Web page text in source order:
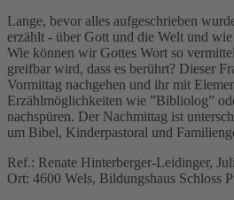
Lange, bevor alles aufgeschrieben
erzählt - über Gott und die Welt und
Wie können wir Gottes Wort so
greifbar wird, dass es berührt? Dieser
Vormittag nachgehen und ihr mit
Erzählmöglichkeiten wie ”Bibliolog”
nachspüren. Der Nachmittag ist
um Bibel, Kinderpastoral und
Ref.: Renate Hinterberger-Leidinger,
Ort: 4600 Wels, Bildungshaus Schloss